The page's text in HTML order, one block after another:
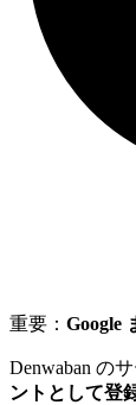
重要： Google
Denwaban の
ントとして登